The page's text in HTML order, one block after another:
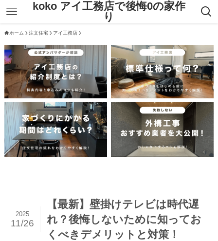
koko アイ工務店で後悔0の家作
り
ホーム 注文住宅 アイ工務店
【最新】壁掛けテレビは時代遅
れ？後悔しないために知ってお
くべきデメリットと対策！
2025
11/26